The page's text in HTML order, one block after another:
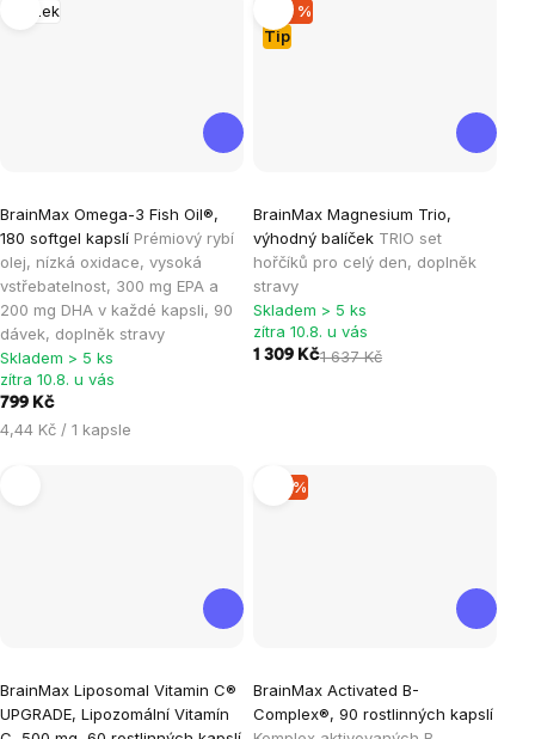
Mozek
BrainMax Omega-3 Fish Oil®,
180 softgel kapslí Prémiový rybí
olej, nízká oxidace, vysoká
vstřebatelnost, 300 mg EPA a
200 mg DHA v každé kapsli, 90
dávek, doplněk stravy
hodnocení
produktu
je
4,9
z
5
hvězdiček.
Skladem > 5 ks
zítra 10.8. u vás
799 Kč
Měrná
4,44 Kč / 1 kapsle
Tip
–20 %
BrainMax Magnesium Trio,
výhodný balíček TRIO set
hořčíků pro celý den, doplněk
stravy
hodnocení
produktu
je
5,0
z
Skladem > 5 ks
zítra 10.8. u vás
1 309 Kč1 637 Kč
BrainMax Liposomal Vitamin C®
UPGRADE, Lipozomální Vitamín
hodnocení
produktu
–15 %
BrainMax Activated B-
Complex®, 90 rostlinných kapslí
hodnocení
produktu